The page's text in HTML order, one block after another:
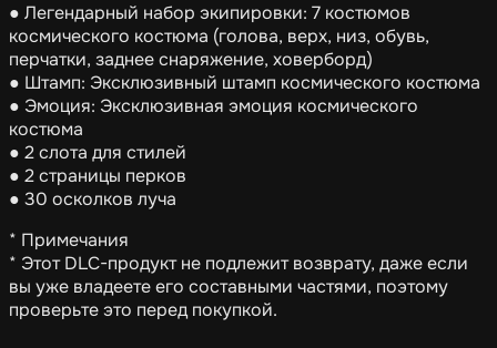
● Легендарный набор экипировки: 7 костюмов
космического костюма (голова, верх, низ, обувь,
перчатки, заднее снаряжение, ховерборд)
● Штамп: Эксклюзивный штамп космического костюма
● Эмоция: Эксклюзивная эмоция космического
костюма
● 2 слота для стилей
● 2 страницы перков
● 30 осколков луча
* Примечания
* Этот DLC-продукт не подлежит возврату, даже если
вы уже владеете его составными частями, поэтому
проверьте это перед покупкой.